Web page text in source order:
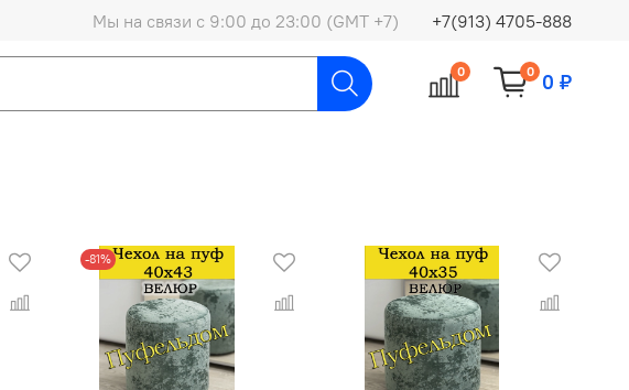
Мы на связи с 9:00 до 23:00 (GMT +7) +7(913) 4705-888
0 0 0 ₽
-81%